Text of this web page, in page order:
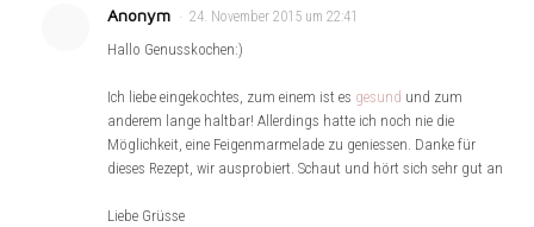
Anonym 24. November 2015 um 22:41
Hallo Genusskochen:)
Ich liebe eingekochtes, zum einem ist es gesund und zum
anderem lange haltbar! Allerdings hatte ich noch nie die
Möglichkeit, eine Feigenmarmelade zu geniessen. Danke für
dieses Rezept, wir ausprobiert. Schaut und hört sich sehr gut an
Liebe Grüsse